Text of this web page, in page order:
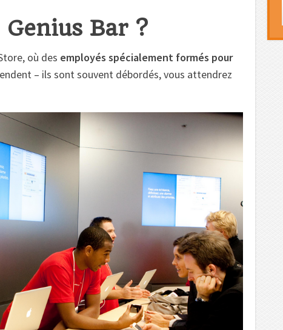
Genius Bar ?
où des employés spécialement formés pour
– ils sont souvent débordés, vous attendrez